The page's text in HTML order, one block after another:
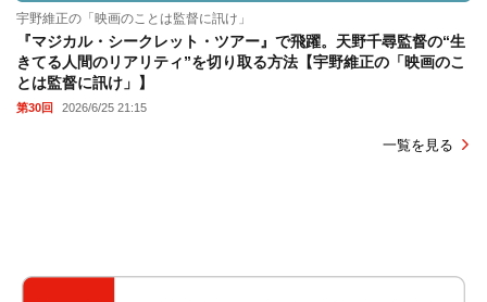
宇野維正の「映画のことは監督に訊け」
『マジカル・シークレット・ツアー』で飛躍。天野千尋監督の“生
きてる人間のリアリティ”を切り取る方法【宇野維正の「映画のこ
とは監督に訊け」】
第30回 2026/6/25 21:15
一覧を見る